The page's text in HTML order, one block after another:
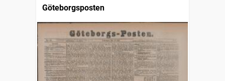
Göteborgsposten